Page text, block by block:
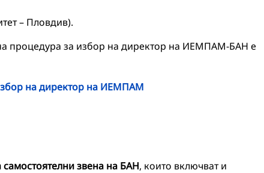
– Пловдив).
процедура за избор на директор на ИЕМПАМ-БАН е
на директор на ИЕМПАМ
звена на БАН, които включват и